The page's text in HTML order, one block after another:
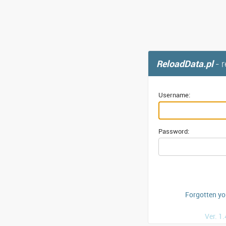
ReloadData.pl-
Username:
Password:
Forgotten
Ver.